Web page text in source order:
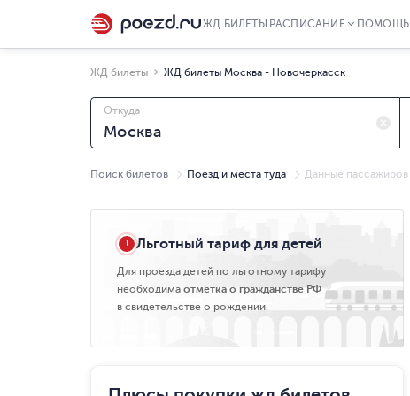
ЖД БИЛЕТЫ РАСПИСАНИЕ ПОМОЩЬ
ЖД билеты ЖД билеты Москва - Новочеркасск
Откуда
Поиск билетов Поезд и места туда Данные пассажиров
Льготный тариф для детей
Для проезда детей по льготному тарифу
необходима отметка о гражданстве РФ
в свидетельстве о рождении.